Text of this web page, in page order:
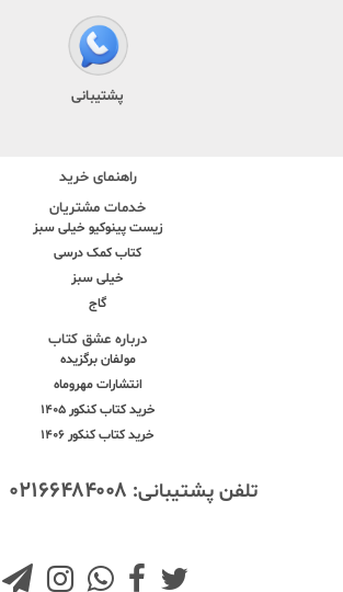
پشتیبانی
راهنمای خرید
خدمات مشتریان
زیست پینوکیو خیلی سبز
کتاب کمک درسی
خیلی سبز
گاج
درباره عشق کتاب
مولفان برگزیده
انتشارات مهروماه
خرید کتاب کنکور 1405
خرید کتاب کنکور 1406
تلفن پشتیبانی: ۰۲۱۶۶۴۸۴۰۰۸